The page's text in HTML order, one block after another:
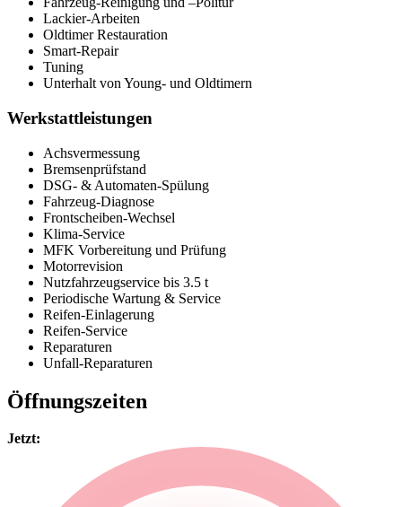
Lackier-Arbeiten
Oldtimer Restauration
Smart-Repair
Tuning
Unterhalt von Young- und Oldtimern
Werkstattleistungen
Achsvermessung
Bremsenprüfstand
DSG- & Automaten-Spülung
Fahrzeug-Diagnose
Frontscheiben-Wechsel
Klima-Service
MFK Vorbereitung und Prüfung
Motorrevision
Nutzfahrzeugservice bis 3.5 t
Periodische Wartung & Service
Reifen-Einlagerung
Reifen-Service
Reparaturen
Unfall-Reparaturen
Öffnungszeiten
Jetzt: